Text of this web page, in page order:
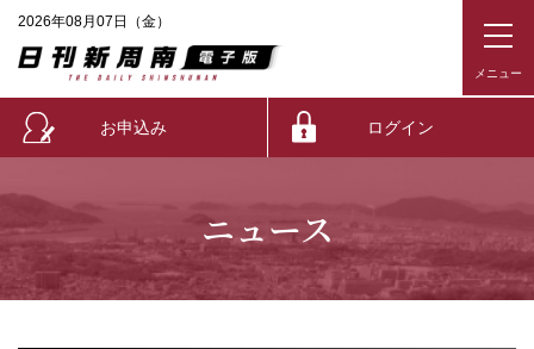
2026年08月07日（金）
お申込み ログイン
ニュース